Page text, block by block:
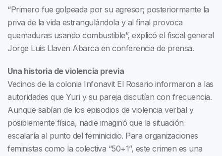
“Primero fue golpeada por su agresor; posteriormente la
priva de la vida estrangulándola y al final provoca
quemaduras usando combustible”, explicó el fiscal general
Jorge Luis Llaven Abarca en conferencia de prensa.
Una historia de violencia previa
Vecinos de la colonia Infonavit El Rosario informaron a las
autoridades que Yuri y su pareja discutían con frecuencia.
Aunque sabían de los episodios de violencia verbal y
posiblemente física, nadie imaginó que la situación
escalaría al punto del feminicidio. Para organizaciones
feministas como la colectiva “50+1”, este crimen es una